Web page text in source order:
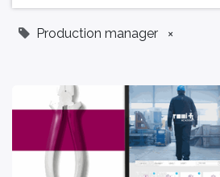
Production manager ×